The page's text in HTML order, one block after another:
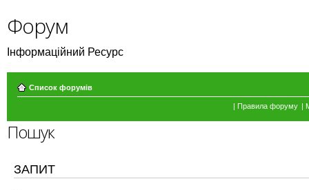
Форум
Інформаційний Ресурс
Список форумів
| Правила форуму |
Пошук
ЗАПИТ